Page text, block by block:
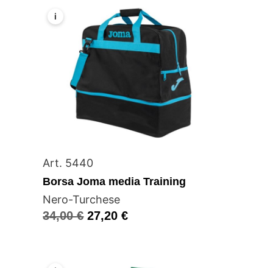
i
Art. 5440
Borsa Joma media Training
Nero-Turchese
34,00€ 27,20€